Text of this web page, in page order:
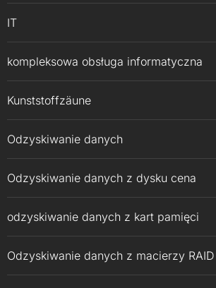
IT
kompleksowa obsługa informatyczna
Kunststoffzäune
Odzyskiwanie danych
Odzyskiwanie danych z dysku cena
odzyskiwanie danych z kart pamięci
Odzyskiwanie danych z macierzy RAID